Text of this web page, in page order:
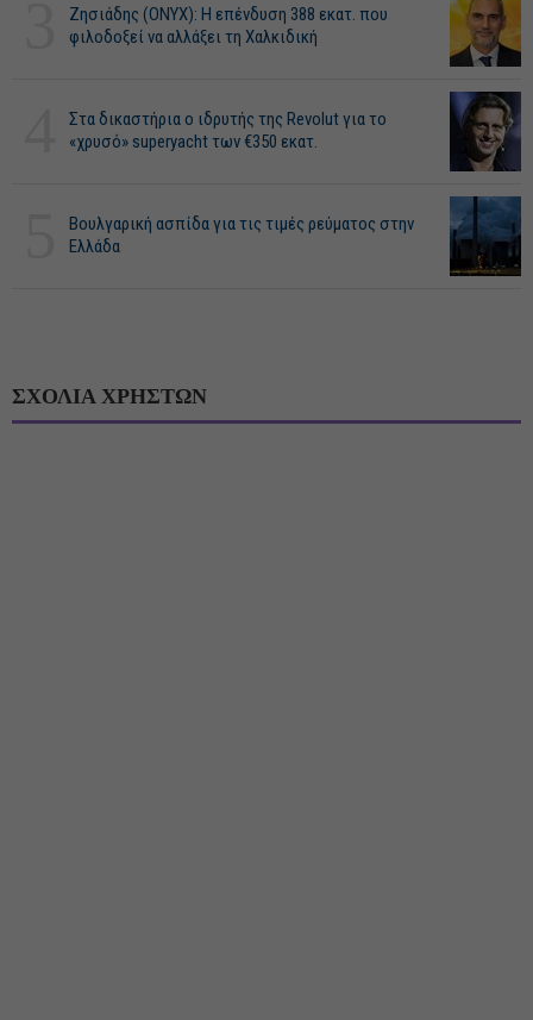
Ζησιάδης (ONYX): Η επένδυση 388 εκατ. που
φιλοδοξεί να αλλάξει τη Χαλκιδική
Στα δικαστήρια ο ιδρυτής της Revolut για το
«χρυσό» superyacht των €350 εκατ.
Βουλγαρική ασπίδα για τις τιμές ρεύματος στην
Ελλάδα
ΣΧΟΛΙΑ ΧΡΗΣΤΩΝ